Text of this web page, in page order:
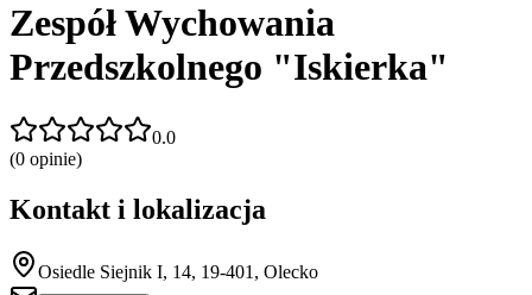
Zespół Wychowania
Przedszkolnego "Iskierka"
0.0
(0 opinie)
Kontakt i lokalizacja
Osiedle Siejnik I, 14, 19-401, Olecko